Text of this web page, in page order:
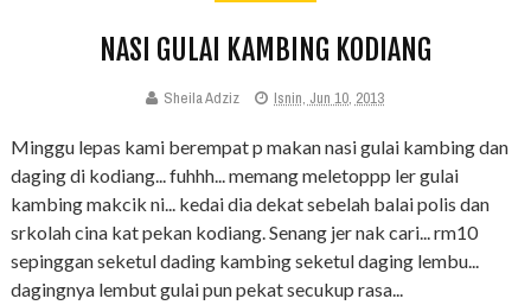
NASI GULAI KAMBING KODIANG
Sheila Adziz Isnin, Jun 10, 2013
Minggu lepas kami berempat p makan nasi gulai kambing dan
daging di kodiang... fuhhh... memang meletoppp ler gulai
kambing makcik ni... kedai dia dekat sebelah balai polis dan
srkolah cina kat pekan kodiang. Senang jer nak cari... rm10
sepinggan seketul dading kambing seketul daging lembu...
dagingnya lembut gulai pun pekat secukup rasa...